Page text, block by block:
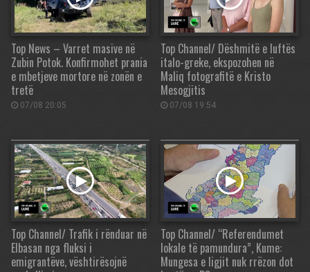
Top News – Varret masive në
Zubin Potok. Konfirmohet prania
e mbetjeve mortore në zonën e
tretë
07/08 20:05
Top Channel/ Dëshmitë e luftës
italo-greke, ekspozohen në
Maliq fotografitë e Kristo
Mesogjitis
07/08 19:54
Top Channel/ Trafik i rënduar në
Elbasan nga fluksi i
emigrantëve, vështirësojnë
Top Channel/ “Referendumet
lokale të pamundura”, Kume:
Mungesa e ligjit nuk rrëzon dot